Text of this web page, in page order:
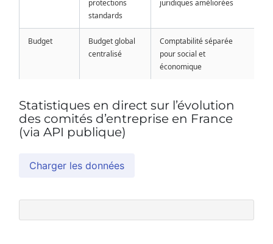
protections
standards
juridiques améliorées
Budget
Budget global
centralisé
Comptabilité séparée
pour social et
économique
Statistiques en direct sur l’évolution
des comités d’entreprise en France
(via API publique)
Charger les données